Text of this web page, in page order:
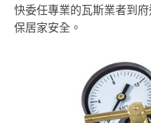
快委任專業的瓦斯業者到
保居家安全。